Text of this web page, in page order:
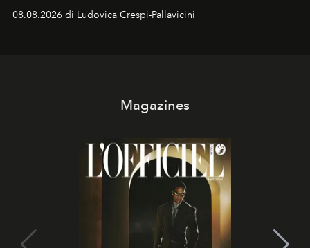
Sarà il momento in cui gli occhi si alzano verso la volta
celeste per seguire il passaggio delle
08.08.2026 di Ludovica Crespi-Pallavicini
Magazines